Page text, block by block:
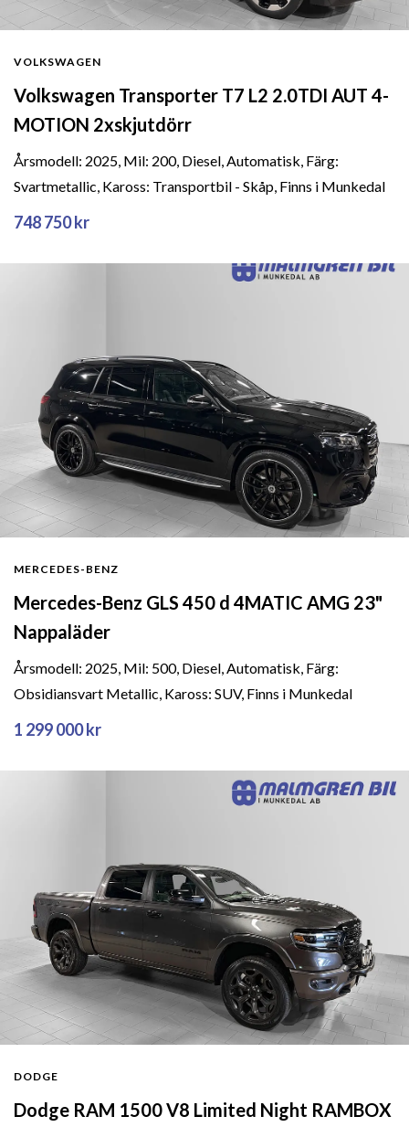
VOLKSWAGEN
Volkswagen Transporter T7 L2 2.0TDI AUT 4-
MOTION 2xskjutdörr
Årsmodell: 2025, Mil: 200, Diesel, Automatisk, Färg:
Svartmetallic, Kaross: Transportbil - Skåp, Finns i Munkedal
748 750 kr
MERCEDES-BENZ
Mercedes-Benz GLS 450 d 4MATIC AMG 23"
Nappaläder
Årsmodell: 2025, Mil: 500, Diesel, Automatisk, Färg:
Obsidiansvart Metallic, Kaross: SUV, Finns i Munkedal
1 299 000 kr
DODGE
Dodge RAM 1500 V8 Limited Night RAMBOX